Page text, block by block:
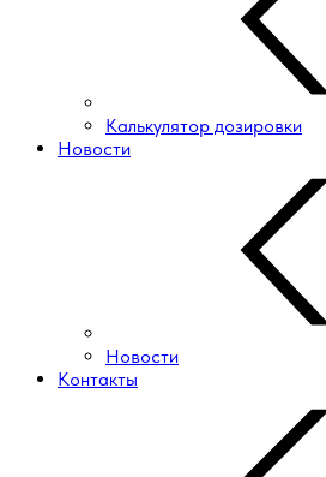
Калькулятор дозировки
Новости
Новости
Контакты